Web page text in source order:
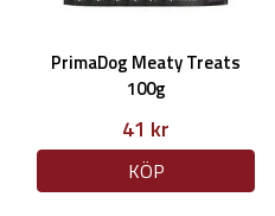
PrimaDog Meaty Treats
100g
41 kr
KÖP